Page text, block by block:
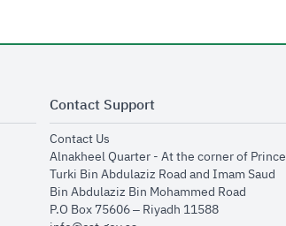
Contact Support
Contact Usopens in new window
Alnakheel Quarter - At the corner of Prince
Turki Bin Abdulaziz Road and Imam Saud
Bin Abdulaziz Bin Mohammed Road​
P.O Box 75606 – Riyadh 11588